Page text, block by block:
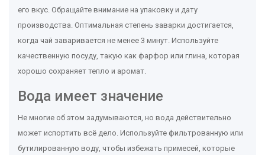
его вкус. Обращайте внимание на упаковку и дату
производства. Оптимальная степень заварки достигается,
когда чай заваривается не менее 3 минут. Используйте
качественную посуду, такую как фарфор или глина, которая
хорошо сохраняет тепло и аромат.
Вода имеет значение
Не многие об этом задумываются, но вода действительно
может испортить всё дело. Используйте фильтрованную или
бутилированную воду, чтобы избежать примесей, которые